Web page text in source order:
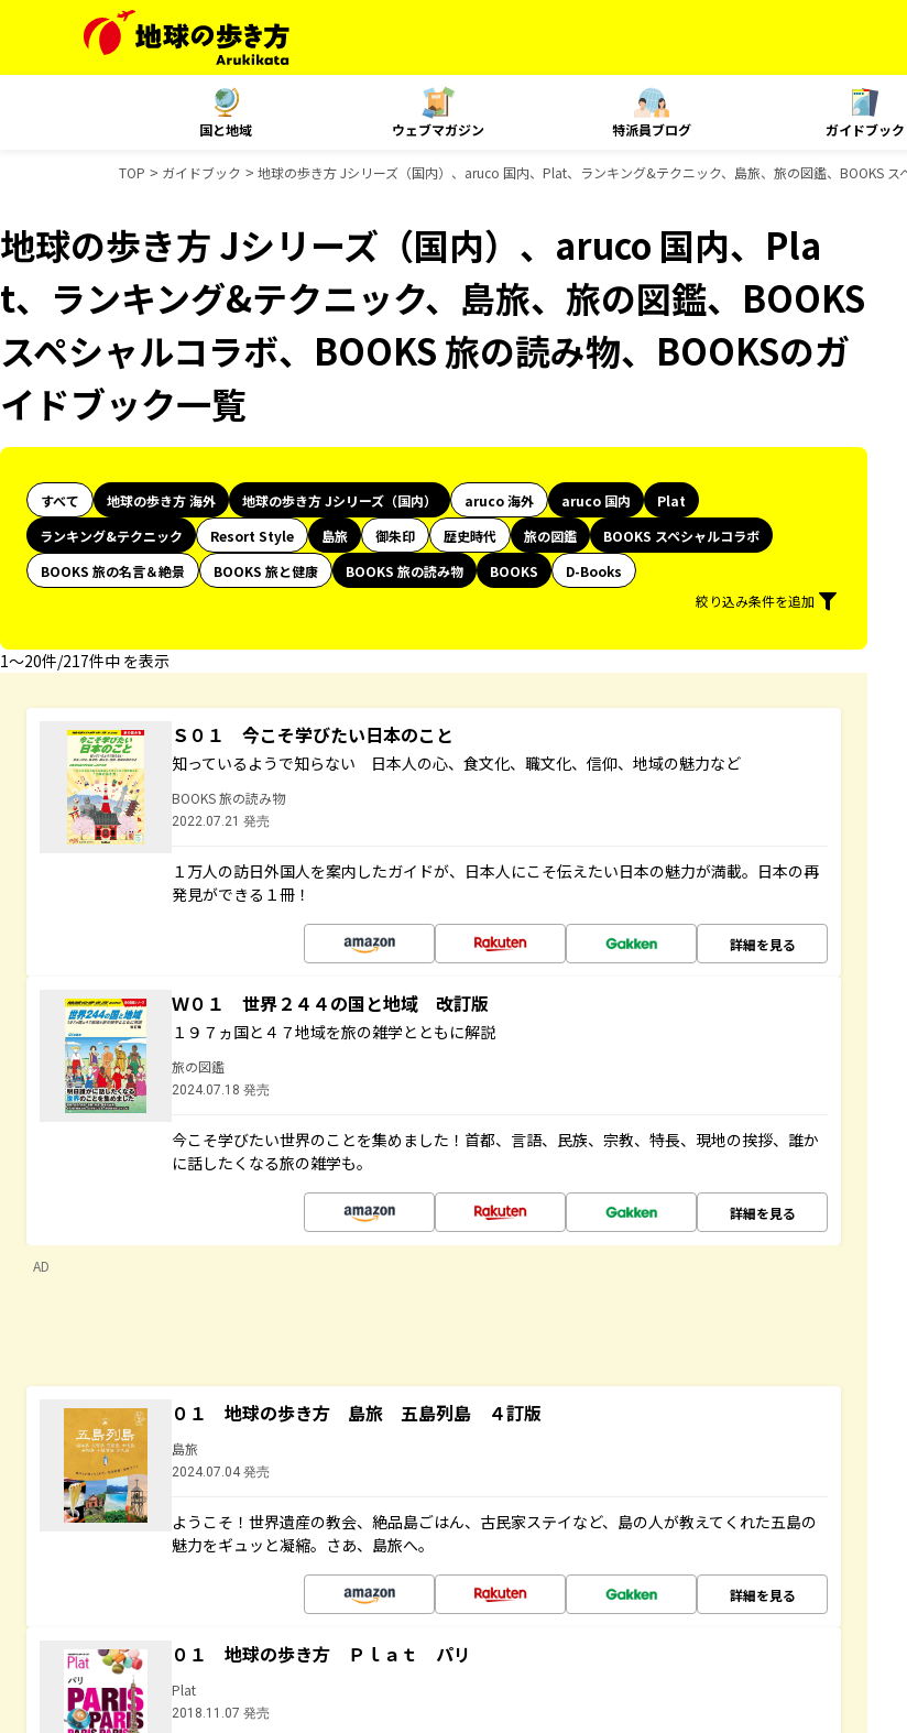
国と地域 ウェブマガジン 特派員ブログ ガイドブック
TOP ガイドブック 地球の歩き方 Jシリーズ（国内）、aruco 国内、Plat、ランキング&テクニック、島旅、旅の図鑑、BOOKS
地球の歩き方 Jシリーズ（国内）、aruco 国内、Pla
t、ランキング&テクニック、島旅、旅の図鑑、BOOKS
スペシャルコラボ、BOOKS 旅の読み物、BOOKSのガ
イドブック一覧
すべて 地球の歩き方 海外 地球の歩き方 Jシリーズ（国内） aruco 海外 aruco 国内
Plat
ランキング&テクニック
Resort Style 島旅 御朱印 歴史時代 旅の図鑑
BOOKS スペシャルコラボ
BOOKS 旅の名言＆絶景
BOOKS 旅と健康 BOOKS 旅の読み物 BOOKS
D-Books
絞り込み条件を追加
1〜20件/217件中 を表示
Ｓ０１ 今こそ学びたい日本のこと
知っているようで知らない 日本人の心、食文化、職文化、信仰、地域の魅力など
BOOKS 旅の読み物
2022.07.21 発売
１万人の訪日外国人を案内したガイドが、日本人にこそ伝えたい日本の魅力が満載。日本の再
発見ができる１冊！
詳細を見る
Ｗ０１ 世界２４４の国と地域 改訂版
１９７ヵ国と４７地域を旅の雑学とともに解説
旅の図鑑
2024.07.18 発売
今こそ学びたい世界のことを集めました！首都、言語、民族、宗教、特長、現地の挨拶、誰か
に話したくなる旅の雑学も。
詳細を見る
AD
０１ 地球の歩き方 島旅 五島列島 ４訂版
島旅
2024.07.04 発売
ようこそ！世界遺産の教会、絶品島ごはん、古民家ステイなど、島の人が教えてくれた五島の
魅力をギュッと凝縮。さあ、島旅へ。
詳細を見る
０１ 地球の歩き方 Ｐｌａｔ パリ
Plat
2018.11.07 発売